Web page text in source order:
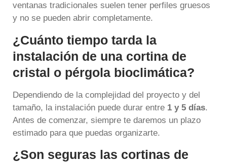
ventanas tradicionales suelen tener perfiles gruesos
y no se pueden abrir completamente.
¿Cuánto tiempo tarda la
instalación de una cortina de
cristal o pérgola bioclimática?
Dependiendo de la complejidad del proyecto y del
tamaño, la instalación puede durar entre 1 y 5 días.
Antes de comenzar, siempre te daremos un plazo
estimado para que puedas organizarte.
¿Son seguras las cortinas de